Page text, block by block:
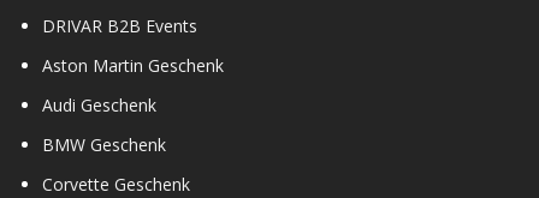
DRIVAR B2B Events
Aston Martin Geschenk
Audi Geschenk
BMW Geschenk
Corvette Geschenk